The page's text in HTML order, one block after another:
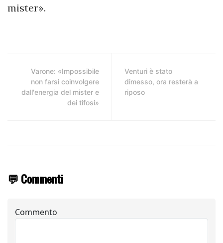
mister».
Varone: «Impossibile
non farsi coinvolgere
dall'energia del mister e
dei tifosi»
Venturi è stato
dimesso, ora resterà a
riposo
💬 Commenti